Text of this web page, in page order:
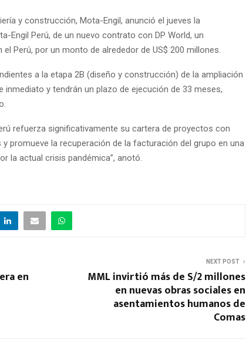
y construcción, Mota-Engil, anunció el jueves la
Engil Perú, de un nuevo contrato con DP World, un
Perú, por un monto de alrededor de US$ 200 millones.
a la etapa 2B (diseño y construcción) de la ampliación
inmediato y tendrán un plazo de ejecución de 33 meses,
refuerza significativamente su cartera de proyectos con
promueve la recuperación de la facturación del grupo en una
la actual crisis pandémica”, anotó.
en
NEXT POST
MML invirtió más de S/2 millones
en nuevas obras sociales en
asentamientos humanos de
Comas